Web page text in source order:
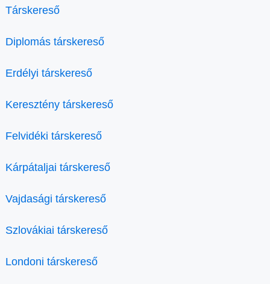
Társkereső
Diplomás társkereső
Erdélyi társkereső
Keresztény társkereső
Felvidéki társkereső
Kárpátaljai társkereső
Vajdasági társkereső
Szlovákiai társkereső
Londoni társkereső